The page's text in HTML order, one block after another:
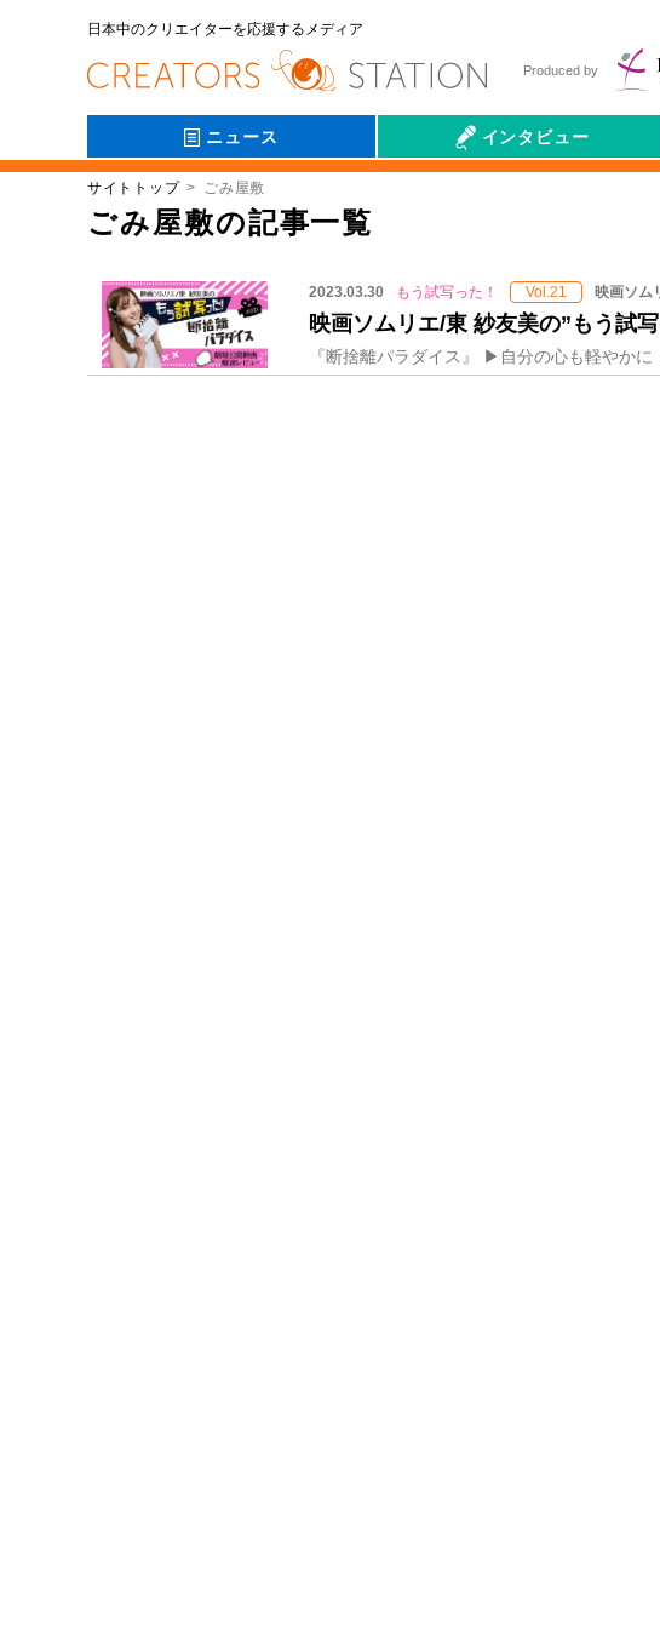
日本中のクリエイターを応援するメディア
Produced by
ニュース インタビュー
サイトトップ ごみ屋敷
ごみ屋敷の記事一覧
2023.03.30 もう試写った！ Vol.21 映画ソム
映画ソムリエ/東 紗友美の”もう試